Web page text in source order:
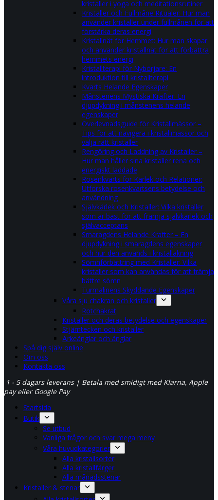
kristaller i yoga och meditationsrutiner
Kristaller och Fullmåne Ritualer: Hur man
använder kristaller under fullmånen för att
förstärka deras energi
Kristallnät för Hemmet: Hur man skapar
och använder kristallnät för att förbättra
hemmets energi
Kristallterapi för Nybörjare: En
introduktion till kristallterapi
Kvarts Helande Egenskaper
Månstenens Mystiska Krafter: En
djupdykning i månstenens helande
egenskaper
Överlevnadsguide för Kristallmässor –
Tips för att navigera i kristallmässor och
välja rätt kristaller
Rengöring och Laddning av Kristaller –
Hur man håller sina kristaller rena och
energiskt laddade
Rosenkvarts för Kärlek och Relationer:
Utforska rosenkvartsens betydelse och
användning
Självkärlek och Kristaller: Vilka kristaller
som är bäst för att främja självkärlek och
självacceptans
Smaragdens Helande Krafter – En
djupdykning i smaragdens egenskaper
och hur den används i kristalläkning
Sömnförbättring med Kristaller: Vilka
kristaller som kan användas för att främja
bättre sömn
Turmalinens Skyddande Egenskaper
Våra sju chakran och kristaller
Rotchakrat
Kristaller och deras betydelse och egenskaper
Stjärntecken och kristaller
Ärkeänglar och änglar
Spå dig själv online
Om oss
Kontakta oss
1 - 5 dagars leverans | Betala med smidigt med Klarna, Apple
pay eller Google Pay
Startsida
Butik
Se utbud
Vanliga frågor och svar mega meny
Våra huvudkategorier
Alla kristallsorter
Alla kristallfärger
Alla månadsstenar
Kristaller & stenar